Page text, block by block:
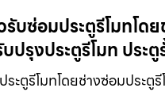
ซ่อมประตูรีโมทโด
รุงประตูรีโมท ประ
ตูรีโมทโดยช่างซ่อมประตูรี